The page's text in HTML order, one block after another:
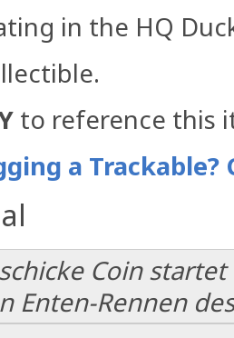
in the HQ
to reference this
a Trackable?
Coin
Enten-Rennen